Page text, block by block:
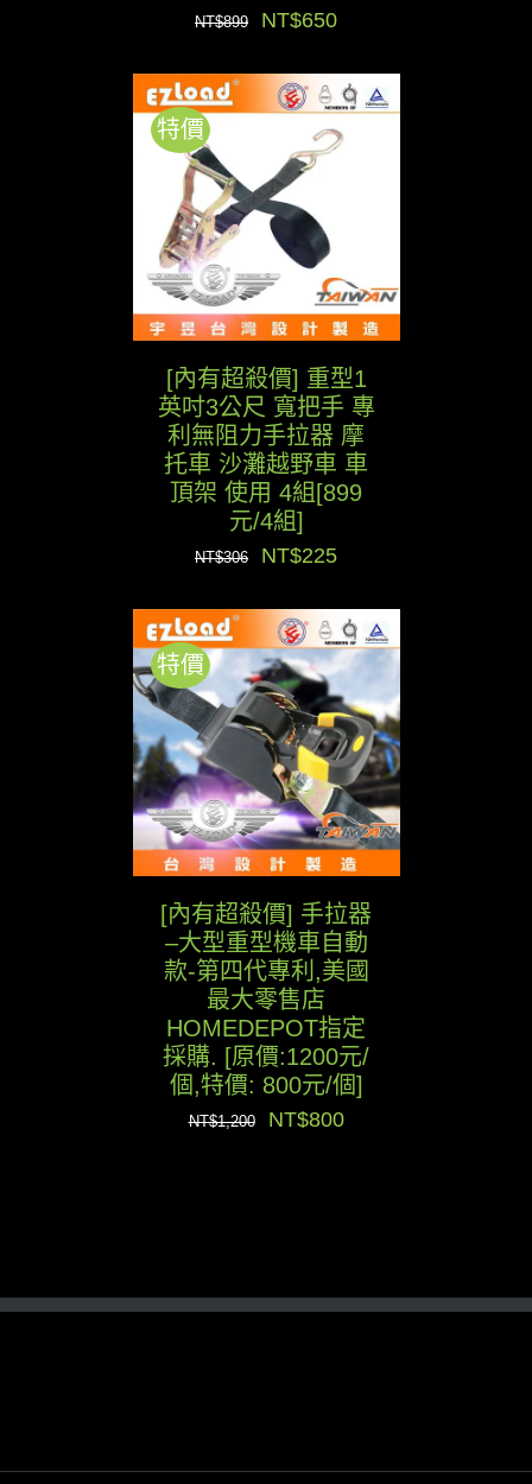
NT$899
原
價
NT$899。
NT$650目
價
格：
特價
[內有超殺價] 重型1
英吋3公尺 寬把手 專
利無阻力手拉器 摩
托車 沙灘越野車 車
頂架 使用 4組[899
元/4組]
NT$306
原
價
格：
NT$306。
NT$225目
價
格：
NT$225。
特價
[內有超殺價] 手拉器
–大型重型機車自動
款-第四代專利,美國
最大零售店
HOMEDEPOT指定
採購. [原價:1200元/
個,特價: 800元/個]
NT$1,200
原
NT$800目